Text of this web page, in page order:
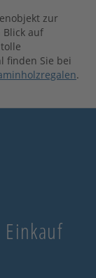
zur
Blick auf
finden Sie bei
.